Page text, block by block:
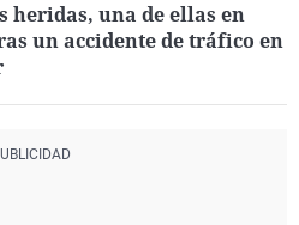
heridas, una de ellas en
un accidente de tráfico en